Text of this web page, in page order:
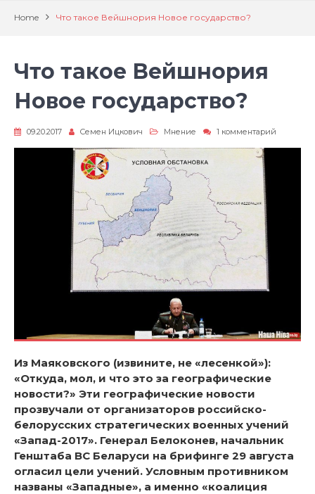
Home Что такое Вейшнория Новое государство?
Что такое Вейшнория
Новое государство?
09.20.2017 Семен Ицкович Мнение 1 комментарий
Из Маяковского (извините, не «лесенкой»):
«Откуда, мол, и что это за географические
новости?» Эти географические новости
прозвучали от организаторов российско-
белорусских стратегических военных учений
«Запад-2017». Генерал Белоконев, начальник
Генштаба ВС Беларуси на брифинге 29 августа
огласил цели учений. Условным противником
названы «Западные», а именно «коалиция